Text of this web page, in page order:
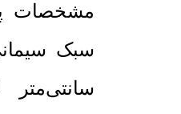
مشخصات
سانتی‌متر